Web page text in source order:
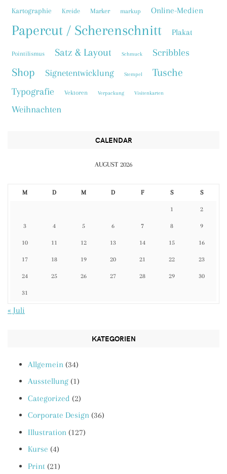
Kartographie Kreide Marker markup Online-Medien
Papercut / Scherenschnitt Plakat
Pointilismus Satz & Layout Schmuck Scribbles
Shop Signetentwicklung Stempel Tusche
Typografie Vektoren Verpackung Visitenkarten
Weihnachten
CALENDAR
AUGUST 2026
M D M D F S S
1 2
3 4 5 6 7 8 9
10 11 12 13 14 15 16
17 18 19 20 21 22 23
24 25 26 27 28 29 30
31
« Juli
KATEGORIEN
Allgemein (34)
Ausstellung (1)
Categorized (2)
Corporate Design (36)
Illustration (127)
Kurse (4)
Print (21)